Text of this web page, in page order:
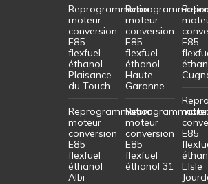
Reprogrammation
moteur
conversion
E85
flexfuel
éthanol
Plaisance
du Touch
Reprogrammation
moteur
conversion
E85
flexfuel
éthanol
Albi
moteur
conversion
E85
flexfuel
éthanol
Haute
Garonne
moteur
conversion
E85
flexfuel
éthanol 31
E85
E85
L’Isle